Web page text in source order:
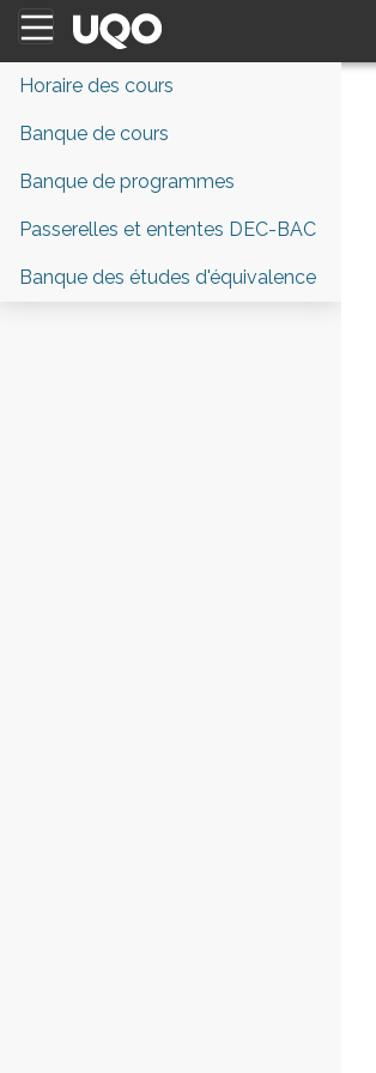
Horaire des cours
Banque de cours
Banque de programmes
Passerelles et ententes DEC-BAC
Banque des études d'équivalence